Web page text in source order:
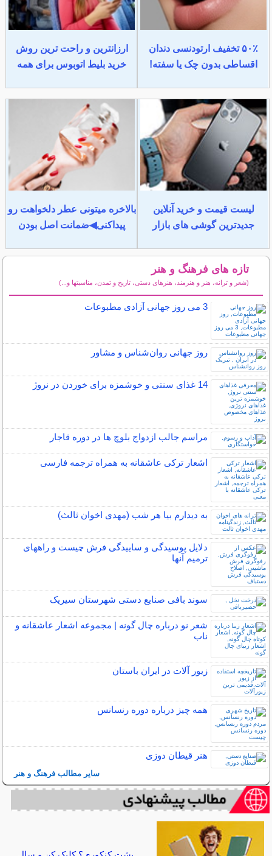
۵۰٪ تخفیف ارتودنسی دندان
اقساطی بدون چک یا سفته!
ارزانترین و راحت ترین روش
خرید بلیط اتوبوس برای همه
لیست قیمت و خرید آنلاین
جدیدترین گوشی های بازار
بالاخره میتونی عطر دلخواهت رو
پیداکنی◀ضمانت اصل بودن
تازه های فرهنگ و هنر
(شعر و ترانه، هنر و هنرمند، هنرهای دستی، تاریخ و تمدن، مناسبتها و...)
3 می روز جهانی آزادی مطبوعات
روز جهانی روان‌شناس و مشاور
14 غذای سنتی و خوشمزه برای خوردن در نروژ
مراسم جالب ازدواج بلوچ ها در دوره قاجار
اشعار ترکی عاشقانه به همراه ترجمه فارسی
به دیدارم بیا هر شب (مهدی اخوان ثالث)
دلایل پوسیدگی و ساییدگی فرش چیست و راههای
ترمیم آنها
سوند بافی صنایع دستی شهرستان سیریک
شعر نو درباره چال گونه | مجموعه اشعار عاشقانه و
ناب
زیور آلات در ایران باستان
همه چیز درباره دوره رنسانس
هنر قیطان دوزی
سایر مطالب فرهنگ و هنر